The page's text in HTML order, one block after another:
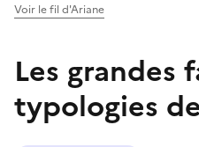
Voir le fil d'Ariane
Les grandes
typologies